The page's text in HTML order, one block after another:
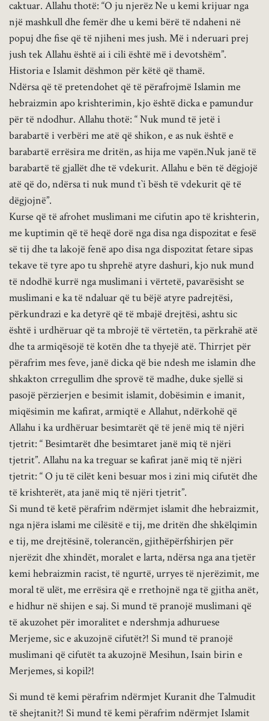
caktuar. Allahu thotë: “O ju njerëz Ne u kemi krijuar nga
një mashkull dhe femër dhe u kemi bërë të ndaheni në
popuj dhe fise që të njiheni mes jush. Më i nderuari prej
jush tek Allahu është ai i cili është më i devotshëm”.
Historia e Islamit dëshmon për këtë që thamë.
Ndërsa që të pretendohet që të përafrojmë Islamin me
hebraizmin apo krishterimin, kjo është dicka e pamundur
për të ndodhur. Allahu thotë: “ Nuk mund të jetë i
barabartë i verbëri me atë që shikon, e as nuk është e
barabartë errësira me dritën, as hija me vapën.Nuk janë të
barabartë të gjallët dhe të vdekurit. Allahu e bën të dëgjojë
atë që do, ndërsa ti nuk mund t`i bësh të vdekurit që të
dëgjojnë”.
Kurse që të afrohet muslimani me cifutin apo të krishterin,
me kuptimin që të heqë dorë nga disa nga dispozitat e fesë
së tij dhe ta lakojë fenë apo disa nga dispozitat fetare sipas
tekave të tyre apo tu shprehë atyre dashuri, kjo nuk mund
të ndodhë kurrë nga muslimani i vërtetë, pavarësisht se
muslimani e ka të ndaluar që tu bëjë atyre padrejtësi,
përkundrazi e ka detyrë që të mbajë drejtësi, ashtu sic
është i urdhëruar që ta mbrojë të vërtetën, ta përkrahë atë
dhe ta armiqësojë të kotën dhe ta thyejë atë. Thirrjet për
përafrim mes feve, janë dicka që bie ndesh me islamin dhe
shkakton crregullim dhe sprovë të madhe, duke sjellë si
pasojë përzierjen e besimit islamit, dobësimin e imanit,
miqësimin me kafirat, armiqtë e Allahut, ndërkohë që
Allahu i ka urdhëruar besimtarët që të jenë miq të njëri
tjetrit: “ Besimtarët dhe besimtaret janë miq të njëri
tjetrit”. Allahu na ka treguar se kafirat janë miq të njëri
tjetrit: “ O ju të cilët keni besuar mos i zini miq cifutët dhe
të krishterët, ata janë miq të njëri tjetrit”.
Si mund të ketë përafrim ndërmjet islamit dhe hebraizmit,
nga njëra islami me cilësitë e tij, me dritën dhe shkëlqimin
e tij, me drejtësinë, tolerancën, gjithëpërfshirjen për
njerëzit dhe xhindët, moralet e larta, ndërsa nga ana tjetër
kemi hebraizmin racist, të ngurtë, urryes të njerëzimit, me
moral të ulët, me errësira që e rrethojnë nga të gjitha anët,
e hidhur në shijen e saj. Si mund të pranojë muslimani që
të akuzohet për imoralitet e ndershmja adhuruese
Merjeme, sic e akuzojnë cifutët?! Si mund të pranojë
muslimani që cifutët ta akuzojnë Mesihun, Isain birin e
Merjemes, si kopil?!
Si mund të kemi përafrim ndërmjet Kuranit dhe Talmudit
të shejtanit?! Si mund të kemi përafrim ndërmjet Islamit